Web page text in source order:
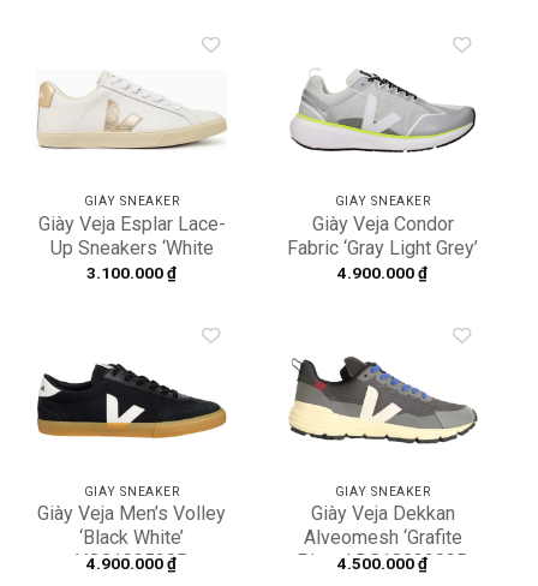
wishlist
GIÀY SNEAKER
Giày Veja Esplar Lace-
Up Sneakers ‘White
Gold’ EO0202490
3.100.000₫
Add to
wishlist
GIÀY SNEAKER
Giày Veja Condor
Fabric ‘Gray Light Grey’
UCL012569B
4.900.000₫
Add to
wishlist
GIÀY SNEAKER
Giày Veja Men’s Volley
‘Black White’
VO0103529B
4.900.000₫
wishlist
GIÀY SNEAKER
Giày Veja Dekkan
Alveomesh ‘Grafite
Pierre’ DC1803203B
4.500.000₫